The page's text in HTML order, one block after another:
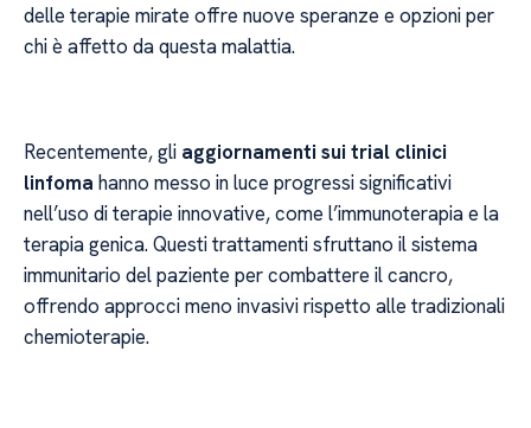
delle terapie mirate offre nuove speranze e opzioni per
chi è affetto da questa malattia.
Recentemente, gli aggiornamenti sui trial clinici
linfoma hanno messo in luce progressi significativi
nell’uso di terapie innovative, come l’immunoterapia e la
terapia genica. Questi trattamenti sfruttano il sistema
immunitario del paziente per combattere il cancro,
offrendo approcci meno invasivi rispetto alle tradizionali
chemioterapie.